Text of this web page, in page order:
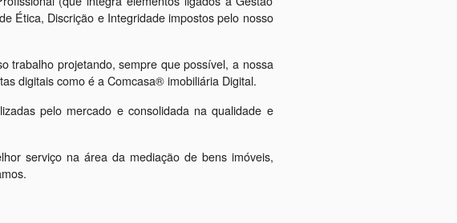
Ética, Discrição e Integridade impostos pelo nosso
trabalho projetando, sempre que possível, a nossa
digitais como é a Comcasa® imobiliária Digital.
pelo mercado e consolidada na qualidade e
serviço na área da mediação de bens imóveis,